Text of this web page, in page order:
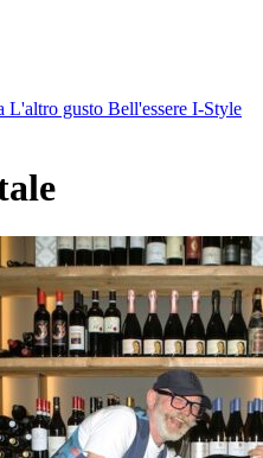
L'altro gusto Bell'essere I-Style